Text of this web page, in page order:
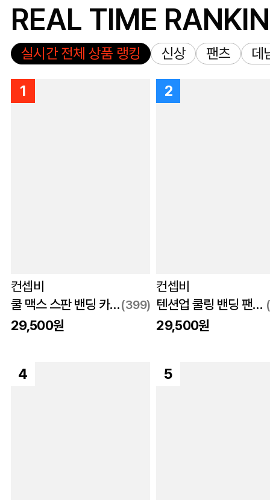
REAL TIME
실시간 전체 상품 랭킹 신상 팬츠 데
1
컨셉비
쿨 맥스 스판 밴딩 카고 팬츠 블랙(399)
29,500원
2
컨셉비
텐션업 쿨링 밴딩 팬츠 블랙
29,500원
4 5